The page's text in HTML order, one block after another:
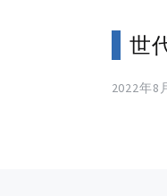
世
2022年8